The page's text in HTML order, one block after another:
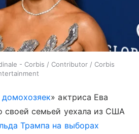
- Corbis / Contributor / Corbis
» актриса Ева
своей семьей уехала из США
Трампа на выборах